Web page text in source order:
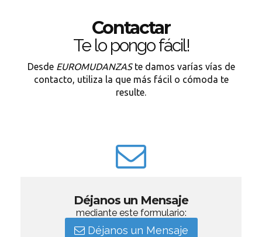
Contactar
Te lo pongo fácil!
Desde EUROMUDANZASte damos varías vías de
contacto, utiliza la que más fácil o cómoda te
resulte.
Déjanos un Mensaje
mediante este formulario:
Déjanos un Mensaje